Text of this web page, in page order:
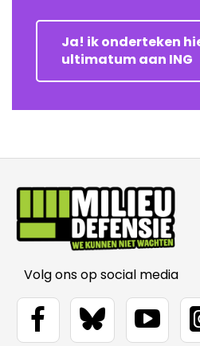
Ja! ik onderteken
ultimatum aan ING
Volg ons op social media